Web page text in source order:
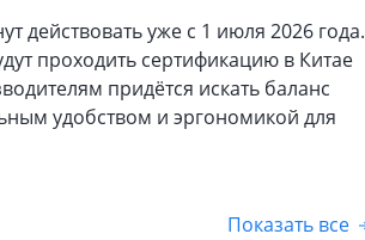
действовать уже с 1 июля 2026 года.
проходить сертификацию в Китае
придётся искать баланс
удобством и эргономикой для
Показать все